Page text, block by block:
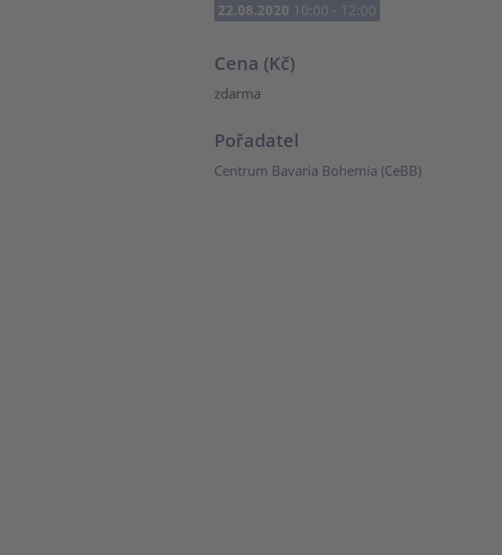
22.08.2020 10:00 - 12:00
Cena (Kč)
zdarma
Pořadatel
Centrum Bavaria Bohemia (CeBB)